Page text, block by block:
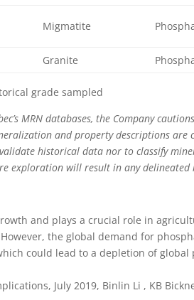
Migmatite
Granite
grade sampled
MRN databases, the Company
and property descriptions
historical data nor to classify
exploration will result in any delineated
and plays a crucial role in
the global demand for
could lead to a depletion of
July 2019, Binlin Li , KB